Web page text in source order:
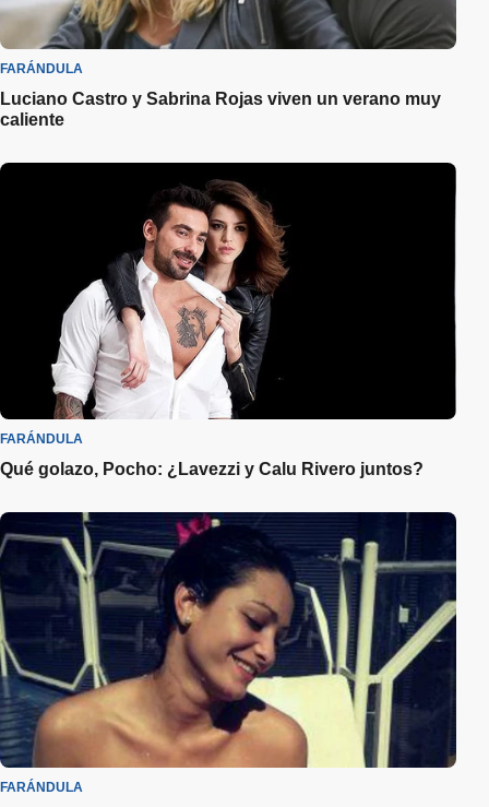
FARÁNDULA
Luciano Castro y Sabrina Rojas viven un verano muy
caliente
FARÁNDULA
Qué golazo, Pocho: ¿Lavezzi y Calu Rivero juntos?
FARÁNDULA